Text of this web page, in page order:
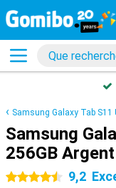
Samsung Galaxy Tab S11
Samsung
256GB Argent
4.5 étoiles 9,2